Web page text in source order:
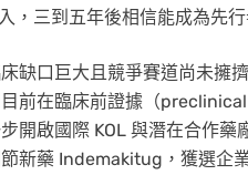
三到五年後相信能成為先行
缺口巨大且競爭賽道尚未擁
前在臨床前證據（
開啟國際 KOL 與潛在合作
新藥 Indemakitug，獲選企